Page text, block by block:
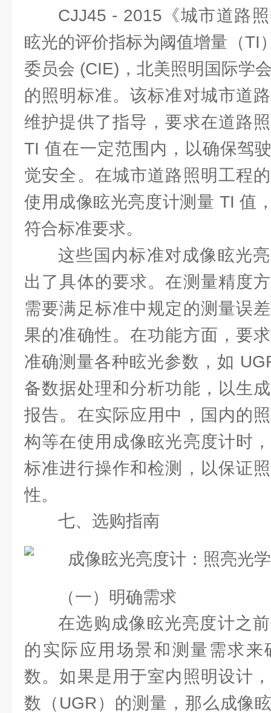
CJJ45 - 2015《城市道路
眩光的评价指标为阈值增量（TI
委员会 (CIE)，北美照明国际学
的照明标准。该标准对城市道
维护提供了指导，要求在道路
TI 值在一定范围内，以确保驾
觉安全。在城市道路照明工程
使用成像眩光亮度计测量 TI 值
符合标准要求。
这些国内标准对成像眩光
出了具体的要求。在测量精度
需要满足标准中规定的测量误
果的准确性。在功能方面，要
准确测量各种眩光参数，如
备数据处理和分析功能，以生
报告。在实际应用中，国内的
构等在使用成像眩光亮度计时
标准进行操作和检测，以保证
性。
七、选购指南
（一）明确需求
在选购成像眩光亮度计之
的实际应用场景和测量需求
数。如果是用于室内照明设计
数（UGR）的测量，那么成像